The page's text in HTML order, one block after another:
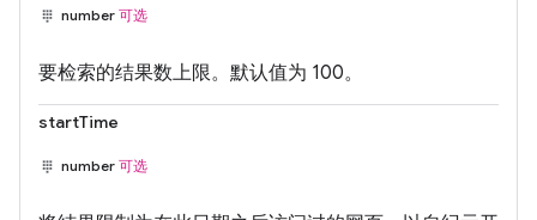
number 可选
要检索的结果数上限。默认值为 100。
startTime
number 可选